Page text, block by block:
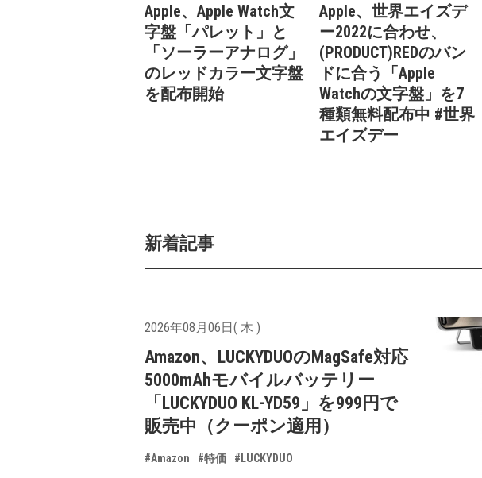
Apple、Apple Watch文
字盤「パレット」と
「ソーラーアナログ」
のレッドカラー文字盤
を配布開始
Apple、世界エイズデ
ー2022に合わせ、
(PRODUCT)REDのバン
ドに合う「Apple
Watchの文字盤」を7
種類無料配布中 #世界
エイズデー
新着記事
2026年08月06日( 木 )
Amazon、LUCKYDUOのMagSafe対応
5000mAhモバイルバッテリー
「LUCKYDUO KL-YD59」を999円で
販売中（クーポン適用）
#Amazon #特価 #LUCKYDUO